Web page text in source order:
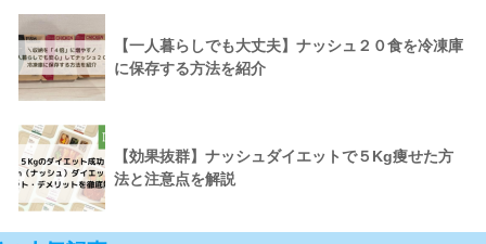
【一人暮らしでも大丈夫】ナッシュ２０食を冷凍庫
に保存する方法を紹介
【効果抜群】ナッシュダイエットで５Kg痩せた方
法と注意点を解説